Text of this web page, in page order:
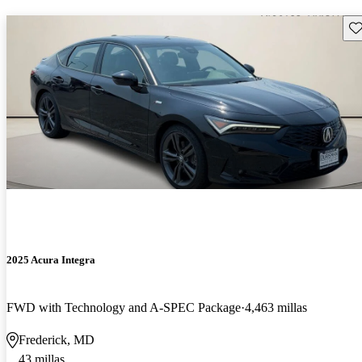
2025 Acura Integra
FWD with Technology and A-SPEC Package 4,463 millas
Frederick, MD